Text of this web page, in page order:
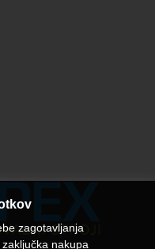
zagotavljanja
nakupa